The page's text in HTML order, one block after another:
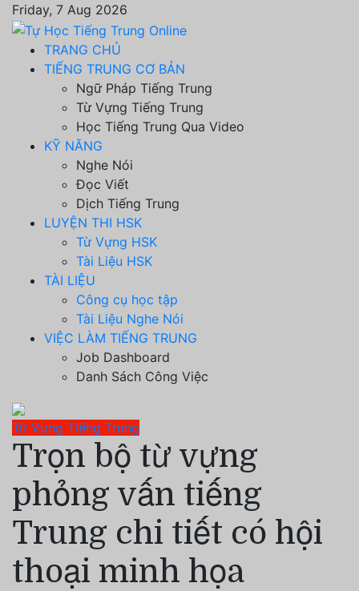
Friday, 7 Aug 2026
TRANG CHỦ
TIẾNG TRUNG CƠ BẢN
Ngữ Pháp Tiếng Trung
Từ Vựng Tiếng Trung
Học Tiếng Trung Qua Video
KỸ NĂNG
Nghe Nói
Đọc Viết
Dịch Tiếng Trung
LUYỆN THI HSK
Từ Vựng HSK
Tài Liệu HSK
TÀI LIỆU
Công cụ học tập
Tài Liệu Nghe Nói
VIỆC LÀM TIẾNG TRUNG
Job Dashboard
Danh Sách Công Việc
Từ Vựng Tiếng Trung
Trọn bộ từ vựng
phỏng vấn tiếng
Trung chi tiết có hội
thoại minh họa